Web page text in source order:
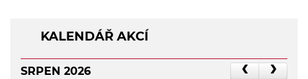
KALENDÁŘ AKCÍ
SRPEN 2026